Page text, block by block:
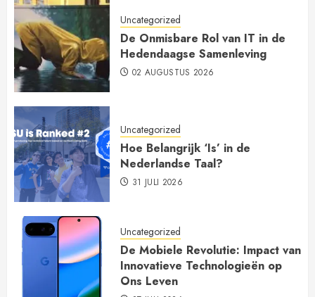
Uncategorized
De Onmisbare Rol van IT in de
Hedendaagse Samenleving
02 AUGUSTUS 2026
Uncategorized
Hoe Belangrijk ‘Is’ in de
Nederlandse Taal?
31 JULI 2026
Uncategorized
De Mobiele Revolutie: Impact van
Innovatieve Technologieën op
Ons Leven